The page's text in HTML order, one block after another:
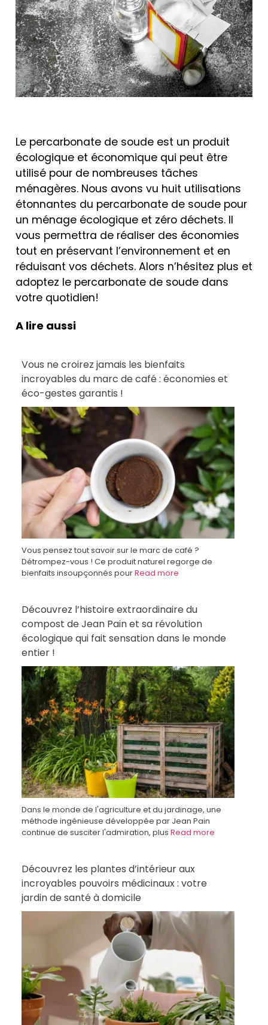
Le percarbonate de soude est un produit
écologique et économique qui peut être
utilisé pour de nombreuses tâches
ménagères. Nous avons vu huit utilisations
étonnantes du percarbonate de soude pour
un ménage écologique et zéro déchets. Il
vous permettra de réaliser des économies
tout en préservant l’environnement et en
réduisant vos déchets. Alors n’hésitez plus et
adoptez le percarbonate de soude dans
votre quotidien!
A lire aussi
Vous ne croirez jamais les bienfaits
incroyables du marc de café : économies et
éco-gestes garantis !
Vous pensez tout savoir sur le marc de café ?
Détrompez-vous ! Ce produit naturel regorge de
bienfaits insoupçonnés pourRead more
Découvrez l’histoire extraordinaire du
compost de Jean Pain et sa révolution
écologique qui fait sensation dans le monde
entier !
Dans le monde de l'agriculture et du jardinage, une
méthode ingénieuse développée par Jean Pain
continue de susciter l'admiration, plus Read more
Découvrez les plantes d’intérieur aux
incroyables pouvoirs médicinaux : votre
jardin de santé à domicile